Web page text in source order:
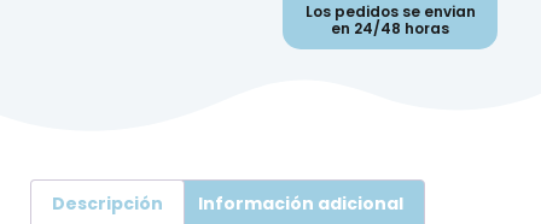
Los pedidos se envian
en 24/48 horas
Descripción
Información adicional